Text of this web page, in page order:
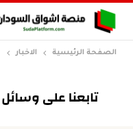
الصفحة الرئيسية الاخبار